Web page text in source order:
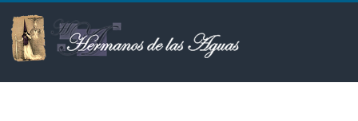
contenido
Hermanos